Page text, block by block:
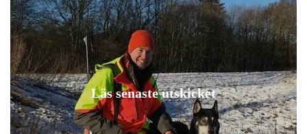
Läs senaste utskicket